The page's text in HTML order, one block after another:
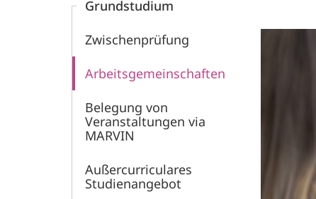
Grundstudium
Zwischenprüfung
Arbeitsgemeinschaften
Belegung von
Veranstaltungen via
MARVIN
Außercurriculares
Studienangebot